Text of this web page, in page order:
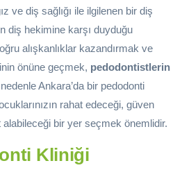
ve diş sağlığı ile ilgilenen bir diş
diş hekimine karşı duyduğu
alışkanlıklar kazandırmak ve
önüne geçmek, pedodontistlerin
Ankara’da bir pedodonti
rahat edeceği, güven
bir yer seçmek önemlidir.
Kliniği